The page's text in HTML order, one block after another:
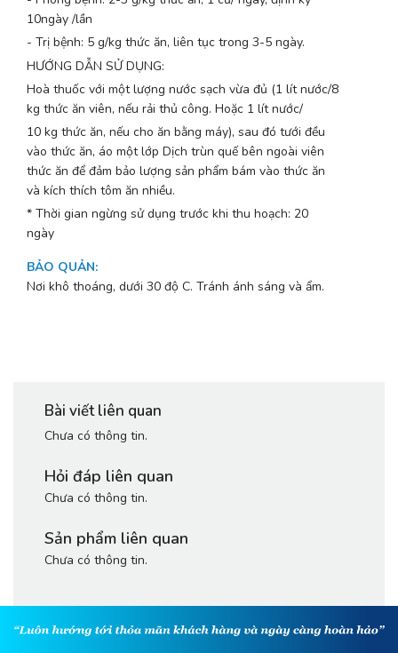
10ngày /lần
- Trị bệnh: 5 g/kg thức ăn, liên tục trong 3-5 ngày.
HƯỚNG DẪN SỬ DỤNG:
Hoà thuốc với một lượng nước sạch vừa đủ (1 lít nước/8
kg thức ăn viên, nếu rải thủ công. Hoặc 1 lít nước/
10 kg thức ăn, nếu cho ăn bằng máy), sau đó tưới đều
vào thức ăn, áo một lớp Dịch trùn quế bên ngoài viên
thức ăn để đảm bảo lượng sản phẩm bám vào thức ăn
và kích thích tôm ăn nhiều.
* Thời gian ngừng sử dụng trước khi thu hoạch: 20
ngày
BẢO QUẢN:
Nơi khô thoáng, dưới 30 độ C. Tránh ánh sáng và ẩm.
Bài viết liên quan
Chưa có thông tin.
Hỏi đáp liên quan
Chưa có thông tin.
Sản phẩm liên quan
Chưa có thông tin.